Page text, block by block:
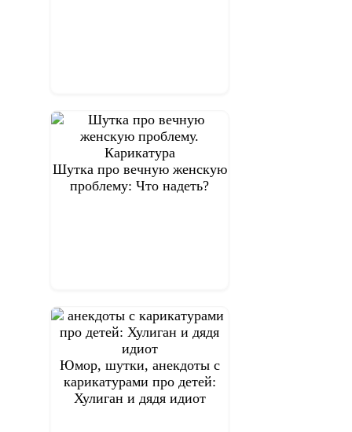
Шутка про вечную женскую
проблему: Что надеть?
Юмор, шутки, анекдоты с
карикатурами про детей:
Хулиган и дядя идиот